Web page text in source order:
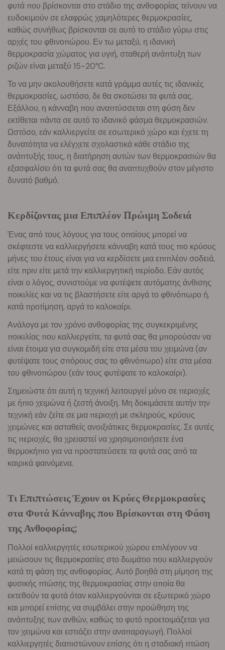
φυτά που βρίσκονται στο στάδιο της ανθοφορίας τείνουν να
ευδοκιμούν σε ελαφρώς χαμηλότερες θερμοκρασίες,
καθώς συνήθως βρίσκονται σε αυτό το στάδιο γύρω στις
αρχές του φθινοπώρου. Εν τω μεταξύ, η ιδανική
θερμοκρασία χώματος για υγιή, σταθερή ανάπτυξη των
ριζών είναι μεταξύ 15-20°C.
Το να μην ακολουθήσετε κατά γράμμα αυτές τις ιδανικές
θερμοκρασίες, ωστόσο, δε θα σκοτώσει τα φυτά σας.
Εξάλλου, η κάνναβη που αναπτύσσεται στη φύση δεν
εκτίθεται πάντα σε αυτό το ιδανικό φάσμα θερμοκρασιών.
Ωστόσο, εάν καλλιεργείτε σε εσωτερικό χώρο και έχετε τη
δυνατότητα να ελέγχετε σχολαστικά κάθε στάδιο της
ανάπτυξής τους, η διατήρηση αυτών των θερμοκρασιών θα
εξασφαλίσει ότι τα φυτά σας θα αναπτυχθούν στον μέγιστο
δυνατό βαθμό.
Κερδίζοντας μια Επιπλέον Πρώιμη Σοδειά
Ένας από τους λόγους για τους οποίους μπορεί να
σκέφτεστε να καλλιεργήσετε κάνναβη κατά τους πιο κρύους
μήνες του έτους είναι για να κερδίσετε μια επιπλέον σοδειά,
είτε πριν είτε μετά την καλλιεργητική περίοδο. Εάν αυτός
είναι ο λόγος, συνιστούμε να φυτέψετε αυτόματης άνθισης
ποικιλίες και να τις βλαστήσετε είτε αργά το φθινόπωρο ή,
κατά προτίμηση, αργά το καλοκαίρι.
Ανάλογα με τον χρόνο ανθοφορίας της συγκεκριμένης
ποικιλίας που καλλιεργείτε, τα φυτά σας θα μπορούσαν να
είναι έτοιμα για συγκομιδή είτε στα μέσα του χειμώνα (αν
φυτέψατε τους σπόρους σας το φθινόπωρο) είτε στα μέσα
του φθινοπώρου (εάν τους φυτέψατε το καλοκαίρι).
Σημειώστε ότι αυτή η τεχνική λειτουργεί μόνο σε περιοχές
με ήπιο χειμώνα ή ζεστή άνοιξη. Μη δοκιμάσετε αυτήν την
τεχνική εάν ζείτε σε μια περιοχή με σκληρούς, κρύους
χειμώνες και ασταθείς ανοιξιάτικες θερμοκρασίες. Σε αυτές
τις περιοχές, θα χρειαστεί να χρησιμοποιήσετε ένα
θερμοκήπιο για να προστατεύσετε τα φυτά σας από τα
καιρικά φαινόμενα.
Τι Επιπτώσεις Έχουν οι Κρύες Θερμοκρασίες
στα Φυτά Κάνναβης που Βρίσκονται στη Φάση
της Ανθοφορίας;
Πολλοί καλλιεργητές εσωτερικού χώρου επιλέγουν να
μειώσουν τις θερμοκρασίες στο δωμάτιο που καλλιεργούν
κατά τη φάση της ανθοφορίας. Αυτό βοηθά στη μίμηση της
φυσικής πτώσης της θερμοκρασίας στην οποία θα
εκτεθούν τα φυτά όταν καλλιεργούνται σε εξωτερικό χώρο
και μπορεί επίσης να συμβάλει στην προώθηση της
ανάπτυξης των ανθών, καθώς το φυτό προετοιμάζεται για
τον χειμώνα και εστιάζει στην αναπαραγωγή. Πολλοί
καλλιεργητές διαπιστώνουν επίσης ότι η σταδιακή πτώση